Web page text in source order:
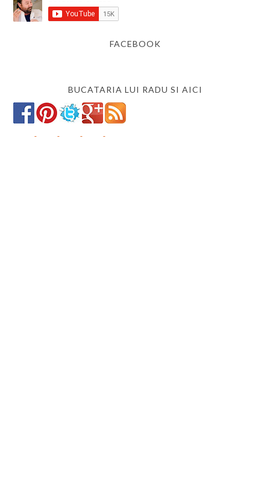
FACEBOOK
BUCATARIA LUI RADU SI AICI